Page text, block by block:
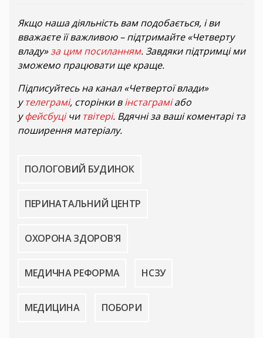
Якщо наша діяльність вам подобається, і ви
вважаєте її важливою – підтримайте «Четверту
владу»за цим посиланням. Завдяки підтримці ми
зможемо працювати ще краще.
Підписуйтесь на канал «Четвертої влади»
утелеграмі, сторінки вінстаграміабо
уфейсбуцічи твітері. Вдячні за ваші коментарі та
поширення матеріалу.
ПОЛОГОВИЙ БУДИНОК
ПЕРИНАТАЛЬНИЙ ЦЕНТР
ОХОРОНА ЗДОРОВ'Я
МЕДИЧНА РЕФОРМА НСЗУ
МЕДИЦИНА ПОБОРИ